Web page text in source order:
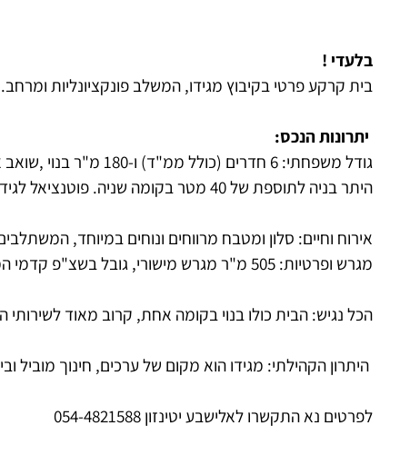
בלעדי !
בית קרקע פרטי בקיבוץ מגידו, המשלב פונקציונליות
יתרונות הנכס:
גודל משפחתי: 6 חדרים (כולל ממ"ד) ו-180 מ"ר בנוי ,שואב אבק מרכזי, חימום רצפתי, מערכת חימום משוכללת , קמין , מזגנים.
היתר בניה לתוספת של 40 מטר בקומה שניה. פוטנציאל לגידול: אופציה להרחיב את הבית עד 250 מ"ר!
אירוח וחיים: סלון ומטבח מרווחים ונוחים במיוחד,
מגרש ופרטיות: 505 מ"ר מגרש מישורי, גובל בשצ"פ קדמי המגדיל את המגרש לדונם – סמוך לפארק ירוק .
הכל נגיש: הבית כולו בנוי בקומה אחת, קרוב מאוד לשירותי
היתרון הקהילתי: מגידו הוא מקום של ערכים, חינוך
לפרטים נא התקשרו לאלישבע יטינזון 054-4821588